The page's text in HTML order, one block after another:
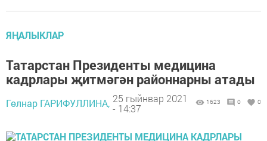
ЯҢАЛЫКЛАР
Татарстан Президенты медицина
кадрлары җитмәгән районнарны атады
Гөлнар ГАРИФУЛЛИНА, 25 гыйнвар 2021
- 14:37
1623 0 0